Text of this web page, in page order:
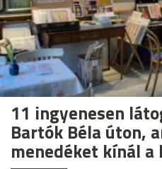
11 ingyenesen
Bartók Béla úton,
menedéket kínál a